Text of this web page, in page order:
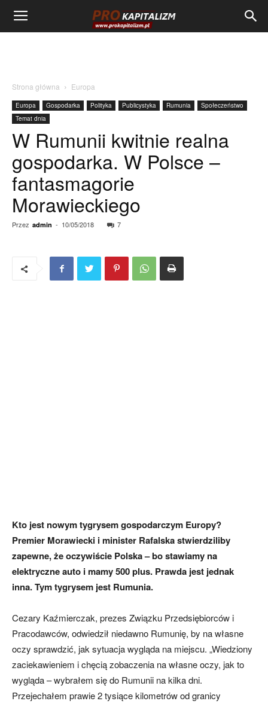
Strona główna Europa
Europa Gospodarka Polityka Publicystyka Rumunia
Społeczeństwo
Temat dnia
W Rumunii kwitnie realna
gospodarka. W Polsce –
fantasmagorie
Morawieckiego
Przez admin - 10/05/2018 7
Kto jest nowym tygrysem gospodarczym Europy?
Premier Morawiecki i minister Rafalska stwierdziliby
zapewne, że oczywiście Polska – bo stawiamy na
elektryczne auto i mamy 500 plus. Prawda jest jednak
inna. Tym tygrysem jest Rumunia.
Cezary Kaźmierczak, prezes Związku Przedsiębiorców i
Pracodawców, odwiedził niedawno Rumunię, by na własne
oczy sprawdzić, jak sytuacja wygląda na miejscu. „Wiedziony
zaciekawieniem i chęcią zobaczenia na własne oczy, jak to
wygląda – wybrałem się do Rumunii na kilka dni.
Przejechałem prawie 2 tysiące kilometrów od granicy